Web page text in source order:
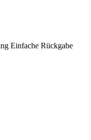
Einfache Rückgabe